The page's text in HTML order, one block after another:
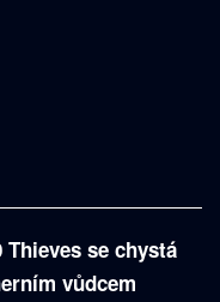
Thieves se chystá
vůdcem